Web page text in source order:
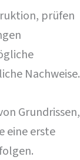
prüfen
Nachweise.
Grundrissen,
eine erste